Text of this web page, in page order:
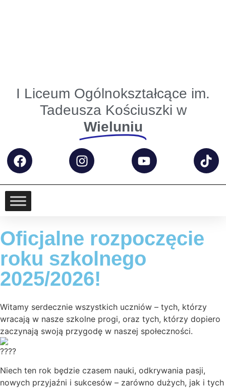
I Liceum Ogólnokształcące im.
Tadeusza Kościuszki w
Wieluniu
Oficjalne rozpoczęcie
roku szkolnego
2025/2026!
Witamy serdecznie wszystkich uczniów – tych, którzy
wracają w nasze szkolne progi, oraz tych, którzy dopiero
zaczynają swoją przygodę w naszej społeczności.
Niech ten rok będzie czasem nauki, odkrywania pasji,
nowych przyjaźni i sukcesów – zarówno dużych, jak i tych